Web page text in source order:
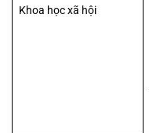
Khoa học xã hội